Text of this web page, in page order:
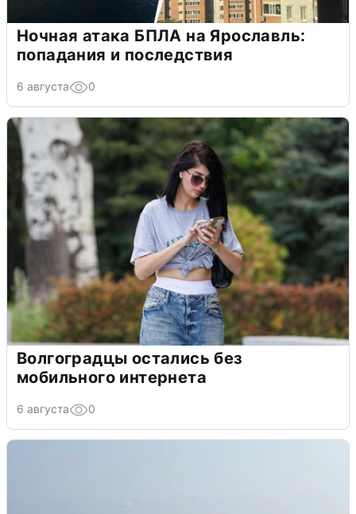
Ночная атака БПЛА на Ярославль:
попадания и последствия
6 августа 0
Волгоградцы остались без
мобильного интернета
6 августа 0